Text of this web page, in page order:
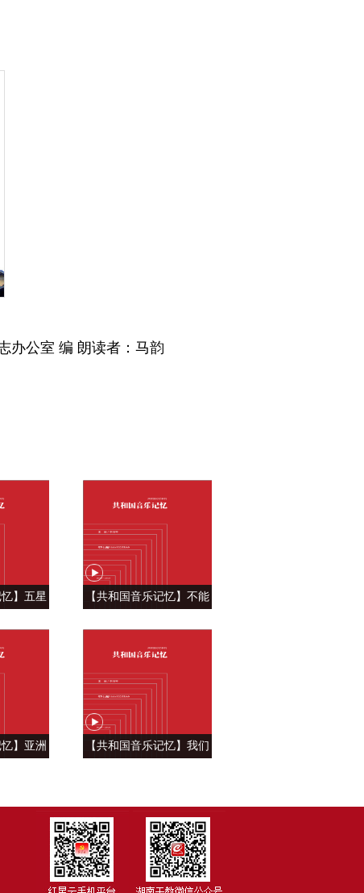
办公室 编 朗读者：马韵
忆】五星
》
【共和国音乐记忆】不能
原》
忆】亚洲
【共和国音乐记忆】我们